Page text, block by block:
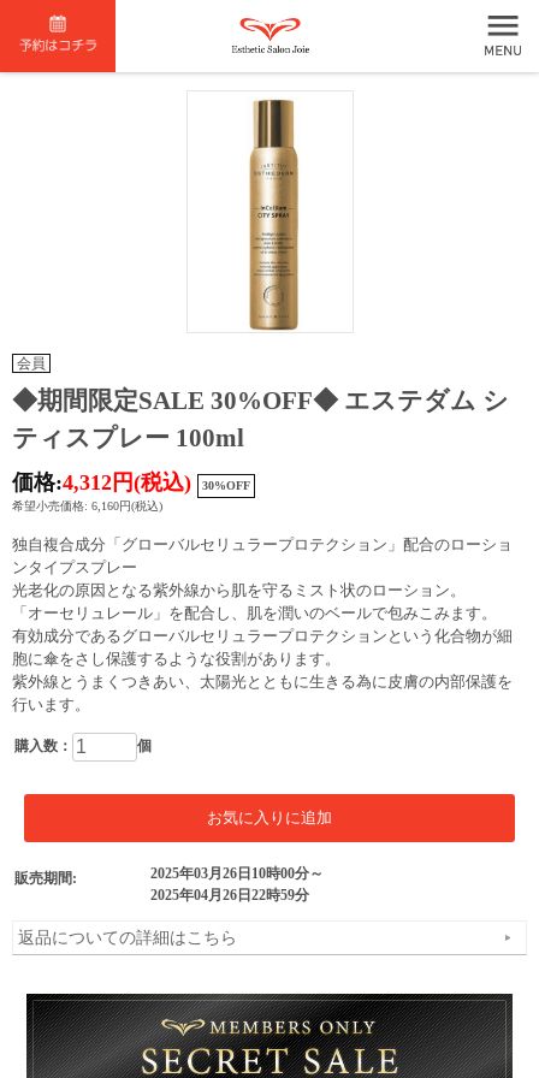
会員
◆期間限定SALE 30%OFF◆ エステダム シ
ティスプレー 100ml
価格:4,312円(税込)
30%OFF
希望小売価格: 6,160円(税込)
独自複合成分「グローバルセリュラープロテクション」配合のローショ
ンタイプスプレー
光老化の原因となる紫外線から肌を守るミスト状のローション。
「オーセリュレール」を配合し、肌を潤いのベールで包みこみます。
有効成分であるグローバルセリュラープロテクションという化合物が細
胞に傘をさし保護するような役割があります。
紫外線とうまくつきあい、太陽光とともに生きる為に皮膚の内部保護を
行います。
購入数： 個
販売期間:
2025年03月26日10時00分～
2025年04月26日22時59分
返品についての詳細はこちら